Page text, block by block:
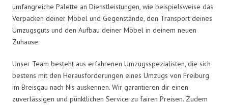
umfangreiche Palette an Dienstleistungen, wie beispielsweise das
Verpacken deiner Möbel und Gegenstände, den Transport deines
Umzugsguts und den Aufbau deiner Möbel in deinem neuen
Zuhause.
Unser Team besteht aus erfahrenen Umzugsspezialisten, die sich
bestens mit den Herausforderungen eines Umzugs von Freiburg
im Breisgau nach Nis auskennen. Wir garantieren dir einen
zuverlässigen und pünktlichen Service zu fairen Preisen. Zudem